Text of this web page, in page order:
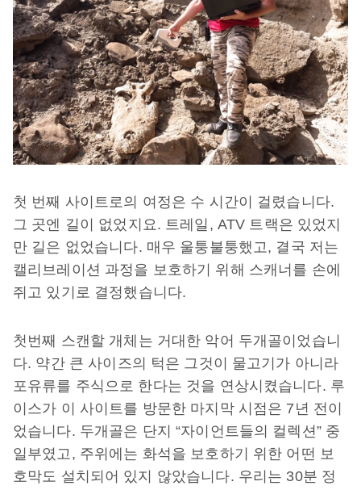
첫 번째 사이트로의 여정은 수 시간이 걸렸습니다.
그 곳엔 길이 없었지요. 트레일, ATV 트랙은 있었지
만 길은 없었습니다. 매우 울퉁불퉁했고, 결국 저는
캘리브레이션 과정을 보호하기 위해 스캐너를 손에
쥐고 있기로 결정했습니다.
첫번째 스캔할 개체는 거대한 악어 두개골이었습니
다. 약간 큰 사이즈의 턱은 그것이 물고기가 아니라
포유류를 주식으로 한다는 것을 연상시켰습니다. 루
이스가 이 사이트를 방문한 마지막 시점은 7년 전이
었습니다. 두개골은 단지 “자이언트들의 컬렉션” 중
일부였고, 주위에는 화석을 보호하기 위한 어떤 보
호막도 설치되어 있지 않았습니다. 우리는 30분 정